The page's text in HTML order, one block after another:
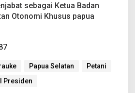
sebagai Ketua Badan
Otonomi Khusus papua
Papua Selatan
Petani
Presiden